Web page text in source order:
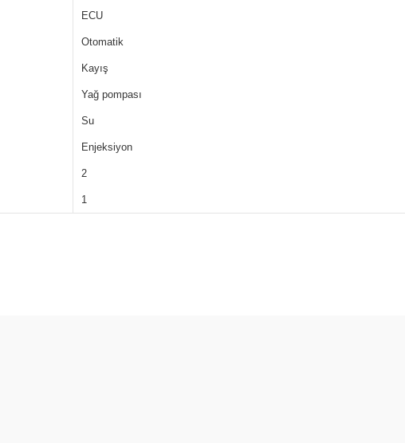
ECU
Otomatik
Kayış
Yağ pompası
Su
Enjeksiyon
2
1